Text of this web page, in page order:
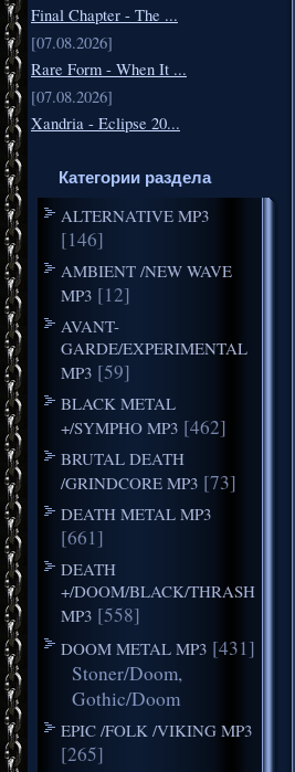
Final Chapter - The ...
[07.08.2026]
Rare Form - When It ...
[07.08.2026]
Xandria - Eclipse 20...
Категории раздела
ALTERNATIVE MP3
[146]
AMBIENT /NEW WAVE
MP3 [12]
AVANT-
GARDE/EXPERIMENTAL
MP3 [59]
BLACK METAL
+/SYMPHO MP3 [462]
BRUTAL DEATH
/GRINDCORE MP3 [73]
DEATH METAL MP3
[661]
DEATH
+/DOOM/BLACK/THRASH
MP3 [558]
DOOM METAL MP3 [431]
Stoner/Doom,
Gothic/Doom
EPIC /FOLK /VIKING MP3
[265]